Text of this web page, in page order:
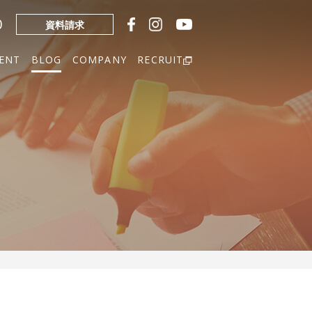
資料請求
BLOG COMPANY RECRUIT